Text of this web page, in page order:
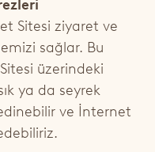
Sitesi ziyaret ve
sağlar. Bu
üzerindeki
ya da seyrek
ve İnternet